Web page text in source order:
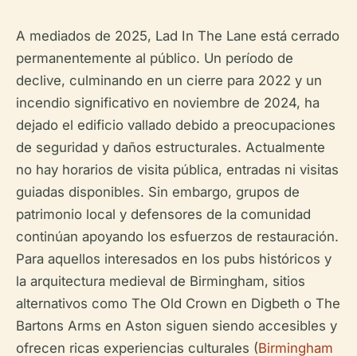
A mediados de 2025, Lad In The Lane está cerrado
permanentemente al público. Un período de
declive, culminando en un cierre para 2022 y un
incendio significativo en noviembre de 2024, ha
dejado el edificio vallado debido a preocupaciones
de seguridad y daños estructurales. Actualmente
no hay horarios de visita pública, entradas ni visitas
guiadas disponibles. Sin embargo, grupos de
patrimonio local y defensores de la comunidad
continúan apoyando los esfuerzos de restauración.
Para aquellos interesados en los pubs históricos y
la arquitectura medieval de Birmingham, sitios
alternativos como The Old Crown en Digbeth o The
Bartons Arms en Aston siguen siendo accesibles y
ofrecen ricas experiencias culturales (Birmingham